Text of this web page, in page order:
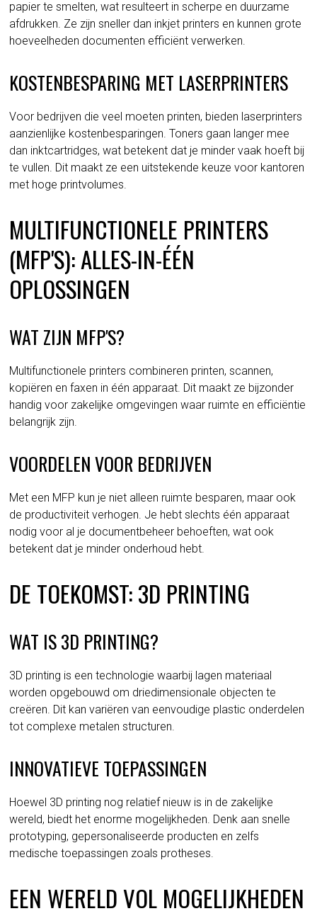
papier te smelten, wat resulteert in scherpe en duurzame
afdrukken. Ze zijn sneller dan inkjet printers en kunnen grote
hoeveelheden documenten efficiënt verwerken.
KOSTENBESPARING MET LASERPRINTERS
Voor bedrijven die veel moeten printen, bieden laserprinters
aanzienlijke kostenbesparingen. Toners gaan langer mee
dan inktcartridges, wat betekent dat je minder vaak hoeft bij
te vullen. Dit maakt ze een uitstekende keuze voor kantoren
met hoge printvolumes.
MULTIFUNCTIONELE PRINTERS
(MFP'S): ALLES-IN-ÉÉN
OPLOSSINGEN
WAT ZIJN MFP'S?
Multifunctionele printers combineren printen, scannen,
kopiëren en faxen in één apparaat. Dit maakt ze bijzonder
handig voor zakelijke omgevingen waar ruimte en efficiëntie
belangrijk zijn.
VOORDELEN VOOR BEDRIJVEN
Met een MFP kun je niet alleen ruimte besparen, maar ook
de productiviteit verhogen. Je hebt slechts één apparaat
nodig voor al je documentbeheer behoeften, wat ook
betekent dat je minder onderhoud hebt.
DE TOEKOMST: 3D PRINTING
WAT IS 3D PRINTING?
3D printing is een technologie waarbij lagen materiaal
worden opgebouwd om driedimensionale objecten te
creëren. Dit kan variëren van eenvoudige plastic onderdelen
tot complexe metalen structuren.
INNOVATIEVE TOEPASSINGEN
Hoewel 3D printing nog relatief nieuw is in de zakelijke
wereld, biedt het enorme mogelijkheden. Denk aan snelle
prototyping, gepersonaliseerde producten en zelfs
medische toepassingen zoals protheses.
EEN WERELD VOL MOGELIJKHEDEN